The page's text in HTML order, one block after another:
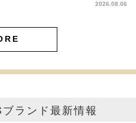
2026.08.06
ブランド最新情報